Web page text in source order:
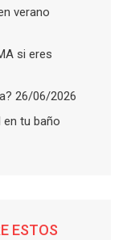
verano
si eres
26/06/2026
en tu baño
ESTOS